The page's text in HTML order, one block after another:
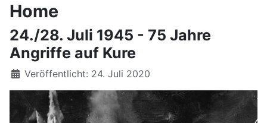
Home
24./28. Juli 1945 - 75 Jahre
Angriffe auf Kure
Details
Veröffentlicht: 24. Juli 2020